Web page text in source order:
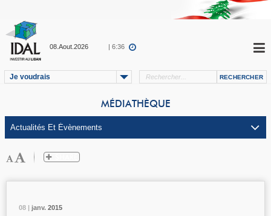
08.Aout.2026 | 6:36
Je voudrais
MÉDIATHÈQUE
08 | janv. 2015
08 | janv. 2015
08 | janv. 2015